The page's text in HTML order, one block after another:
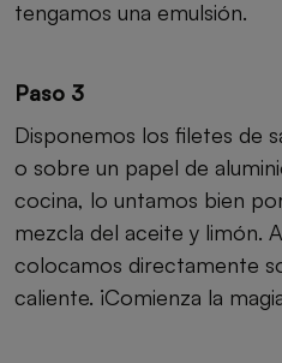
tengamos una emulsión.
Paso 3
Disponemos los filetes de
o sobre un papel de
cocina, lo untamos bien
mezcla del aceite y limón.
colocamos directamente
caliente. ¡Comienza la